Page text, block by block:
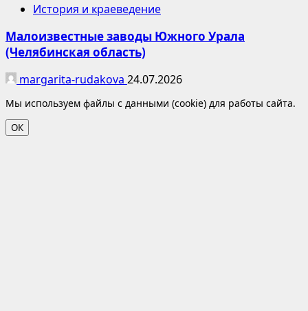
История и краеведение
Малоизвестные заводы Южного Урала
(Челябинская область)
margarita-rudakova 24.07.2026
Мы используем файлы с данными (cookie) для работы сайта.
ОК